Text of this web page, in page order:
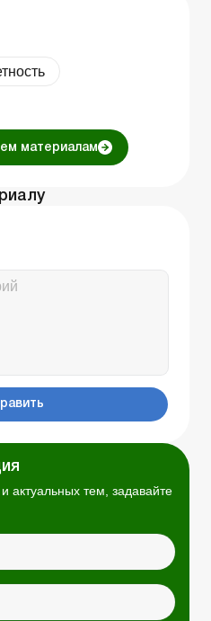
материалам
актуальных тем, задавайте